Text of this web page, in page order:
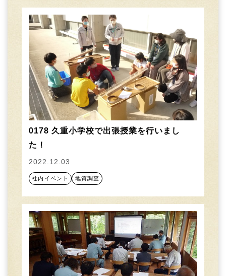
0178 久重小学校で出張授業を行いまし
た！
2022.12.03
社内イベント 地質調査